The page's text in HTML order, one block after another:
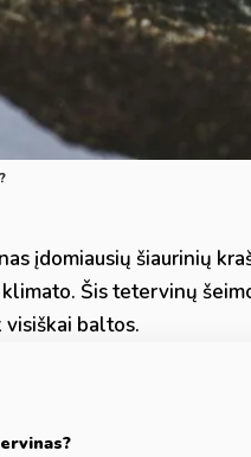
įdomiausių šiaurinių
Šis tetervinų
baltos.